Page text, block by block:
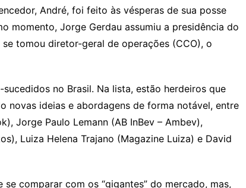
André, foi feito às vésperas de sua posse
momento, Jorge Gerdau assumiu a presidência do
tomou diretor-geral de operações (CCO), o
no Brasil. Na lista, estão herdeiros que
novas ideias e abordagens de forma notável, entre
Jorge Paulo Lemann (AB InBev – Ambev),
Luiza Helena Trajano (Magazine Luiza) e David
comparar com os “gigantes” do mercado, mas,